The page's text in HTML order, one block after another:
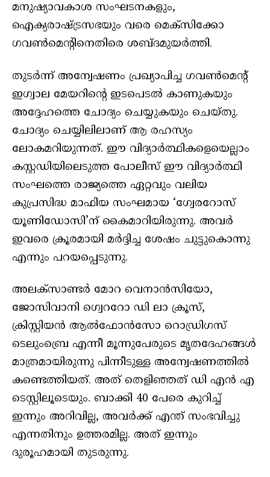
മനുഷ്യാവകാശ സംഘടനകളും,
ഐക്യരാഷ്ട്രസഭയും വരെ മെക്സിക്കോ
ഗവൺമെന്റിനെതിരെ ശബ്ദമുയർത്തി.
തുടർന്ന് അന്വേഷണം പ്രഖ്യാപിച്ച ഗവൺമെന്റ്
ഇഗ്വാല മേയറിന്റെ ഇടപെടൽ കാണുകയും
അദ്ദേഹത്തെ ചോദ്യം ചെയ്യുകയും ചെയ്തു.
ചോദ്യം ചെയ്യിലിലാണ് ആ രഹസ്യം
ലോകമറിയുന്നത്. ഈ വിദ്യാർത്ഥികളെയെല്ലാം
കസ്റ്റഡിയിലെടുത്ത പോലീസ് ഈ വിദ്യാർത്ഥി
സംഘത്തെ രാജ്യത്തെ ഏറ്റവും വലിയ
കുപ്രസിദ്ധ മാഫിയ സംഘമായ ‘ഗ്വേരറോസ്
യൂണിഡോസി’ന് കൈമാറിയിരുന്നു. അവർ
ഇവരെ ക്രൂരമായി മർദ്ദിച്ച ശേഷം ചുട്ടുകൊന്നു
എന്നും പറയപ്പെടുന്നു.
അലക്സാണ്ടർ മോറ വെനാൻസിയോ,
ജോസിവാനി ഗ്വെററോ ഡി ലാ ക്രൂസ്,
ക്രിസ്റ്റിയൻ ആൽഫോൻസോ റൊഡ്രിഗസ്
ടെലുംബ്രെ എന്നീ മൂന്നുപേരുടെ മൃതദേഹങ്ങൾ
മാത്രമായിരുന്നു പിന്നീടുള്ള അന്വേഷണത്തിൽ
കണ്ടെത്തിയത്. അത് തെളിഞ്ഞത് ഡി എൻ എ
ടെസ്റ്റിലൂടെയും. ബാക്കി 40 പേരെ കുറിച്ച്
ഇന്നും അറിവില്ല, അവർക്ക് എന്ത് സംഭവിച്ചു
എന്നതിനും ഉത്തരമില്ല. അത് ഇന്നും
ദുരൂഹമായി തുടരുന്നു.